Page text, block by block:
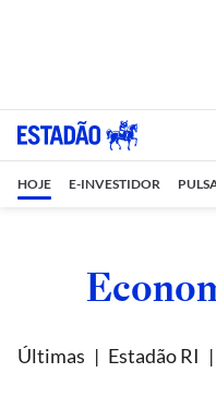
HOJE E-INVESTIDOR
Últimas Estadão RI